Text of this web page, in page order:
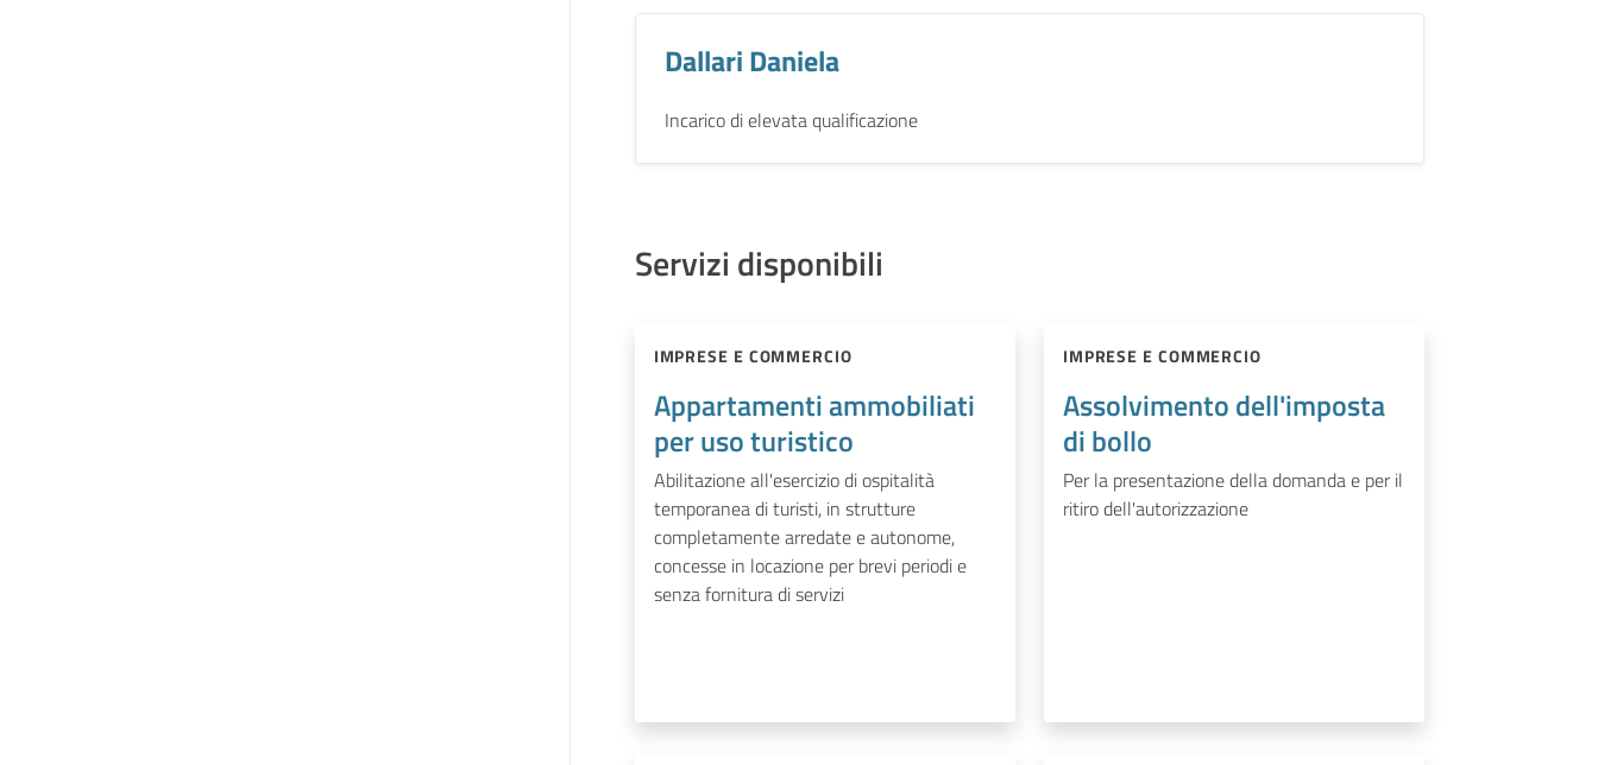
Dallari Daniela
Incarico di elevata qualificazione
Servizi disponibili
IMPRESE E COMMERCIO
Appartamenti ammobiliati
per uso turistico
Abilitazione all'esercizio di ospitalità
temporanea di turisti, in strutture
completamente arredate e autonome,
concesse in locazione per brevi periodi e
senza fornitura di servizi
IMPRESE E COMMERCIO
Assolvimento dell'imposta
di bollo
Per la presentazione della domanda e per il
ritiro dell'autorizzazione